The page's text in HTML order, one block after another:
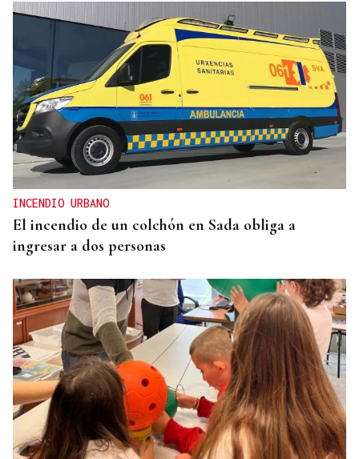
OBITUARIO
Muere a los 50 años el DJ francés Kavinsky, autor
del icónico tema "Nightcall"
INCENDIO URBANO
El incendio de un colchón en Sada obliga a
ingresar a dos personas